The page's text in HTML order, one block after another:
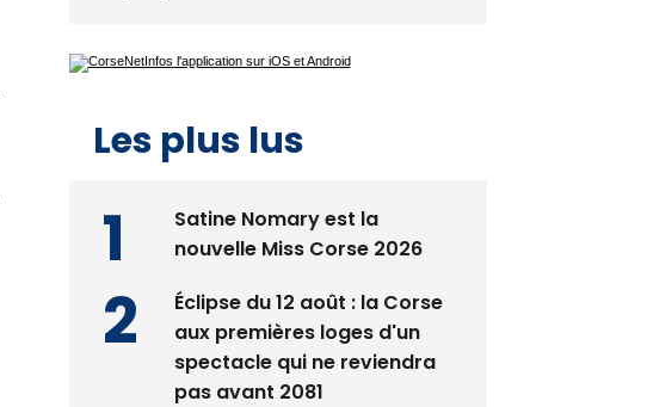
Les plus lus
Satine Nomary est la
nouvelle Miss Corse 2026
Éclipse du 12 août : la Corse
aux premières loges d'un
spectacle qui ne reviendra
pas avant 2081